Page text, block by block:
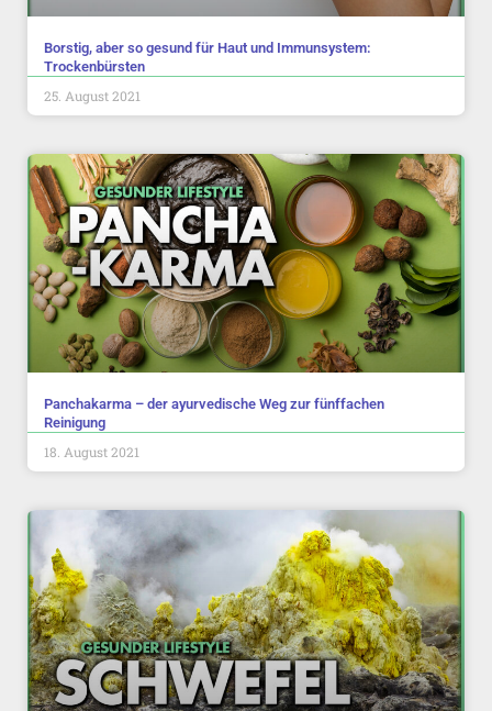
Borstig, aber so gesund für Haut und Immunsystem:
Trockenbürsten
25. August 2021
Panchakarma – der ayurvedische Weg zur fünffachen
Reinigung
18. August 2021